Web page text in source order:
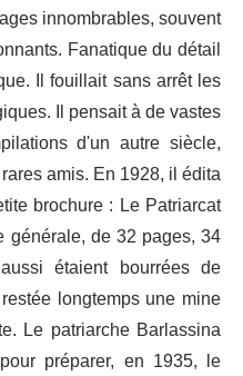
innombrables, souvent
Fanatique du détail
Il fouillait sans arrêt les
Il pensait à de vastes
d'un autre siècle,
amis. En 1928, il édita
brochure : Le Patriarcat
de 32 pages, 34
étaient bourrées de
longtemps une mine
Le patriarche Barlassina
préparer, en 1935, le